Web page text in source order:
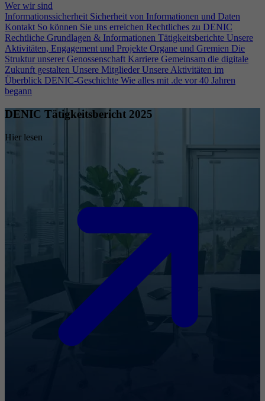
Wer wir sind
Informationssicherheit Sicherheit von Informationen und Daten
Kontakt So können Sie uns erreichen Rechtliches zu DENIC
Rechtliche Grundlagen & Informationen Tätigkeitsberichte Unsere
Aktivitäten, Engagement und Projekte Organe und Gremien Die
Struktur unserer Genossenschaft Karriere Gemeinsam die digitale
Zukunft gestalten Unsere Mitglieder Unsere Aktivitäten im
Überblick DENIC-Geschichte Wie alles mit .de vor 40 Jahren
begann
DENIC Tätigkeitsbericht 2025
Hier lesen